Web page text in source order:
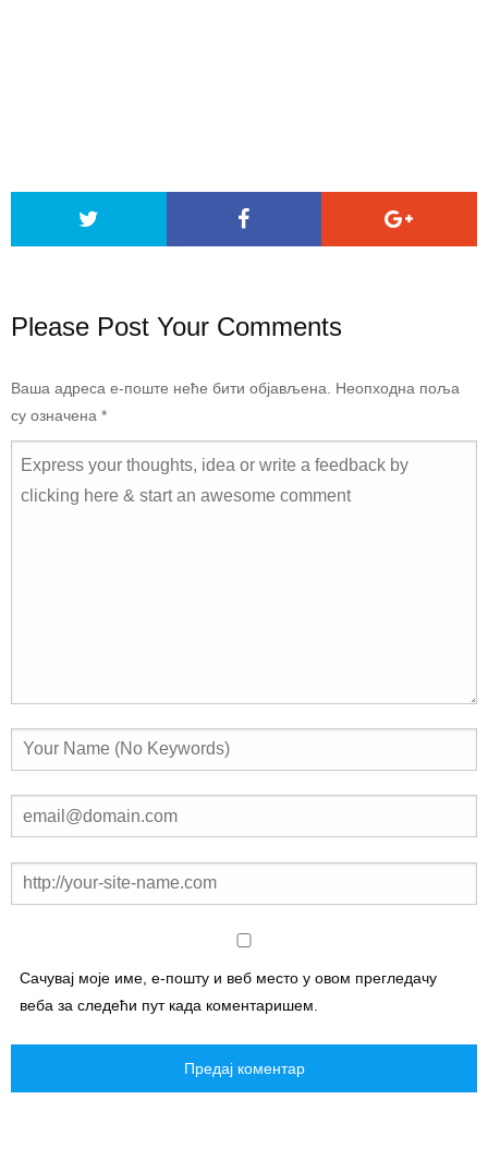
Please Post Your Comments
Ваша адреса е-поште неће бити објављена.
Неопходна поља
су означена *
Сачувај моје име, е-пошту и веб место у овом прегледачу
веба за следећи пут када коментаришем.